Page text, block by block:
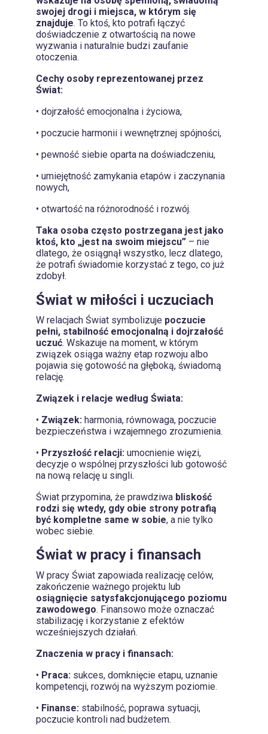
swojej drogi i miejsca, w którym się
znajduje. To ktoś, kto potrafi łączyć
doświadczenie z otwartością na nowe
wyzwania i naturalnie budzi zaufanie
otoczenia.
Cechy osoby reprezentowanej przez
Świat:
• dojrzałość emocjonalna i życiowa,
• poczucie harmonii i wewnętrznej spójności,
• pewność siebie oparta na doświadczeniu,
• umiejętność zamykania etapów i zaczynania
nowych,
• otwartość na różnorodność i rozwój.
Taka osoba często postrzegana jest jako
ktoś, kto „jest na swoim miejscu” – nie
dlatego, że osiągnął wszystko, lecz dlatego,
że potrafi świadomie korzystać z tego, co już
zdobył.
Świat w miłości i uczuciach
W relacjach Świat symbolizuje poczucie
pełni, stabilność emocjonalną i dojrzałość
uczuć. Wskazuje na moment, w którym
związek osiąga ważny etap rozwoju albo
pojawia się gotowość na głęboką, świadomą
relację.
Związek i relacje według Świata:
• Związek: harmonia, równowaga, poczucie
bezpieczeństwa i wzajemnego zrozumienia.
• Przyszłość relacji: umocnienie więzi,
decyzje o wspólnej przyszłości lub gotowość
na nową relację u singli.
Świat przypomina, że prawdziwa bliskość
rodzi się wtedy, gdy obie strony potrafią
być kompletne same w sobie, a nie tylko
wobec siebie.
Świat w pracy i finansach
W pracy Świat zapowiada realizację celów,
zakończenie ważnego projektu lub
osiągnięcie satysfakcjonującego poziomu
zawodowego. Finansowo może oznaczać
stabilizację i korzystanie z efektów
wcześniejszych działań.
Znaczenia w pracy i finansach:
• Praca: sukces, domknięcie etapu, uznanie
kompetencji, rozwój na wyższym poziomie.
• Finanse: stabilność, poprawa sytuacji,
poczucie kontroli nad budżetem.